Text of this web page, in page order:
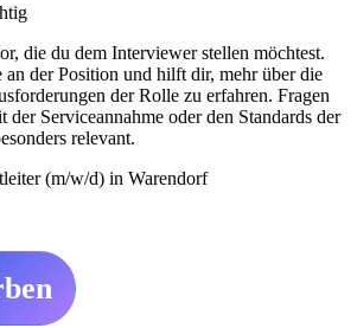
die du dem Interviewer stellen möchtest.
an der Position und hilft dir, mehr über die
der Rolle zu erfahren. Fragen
der Serviceannahme oder den Standards der
relevant.
(m/w/d) in Warendorf